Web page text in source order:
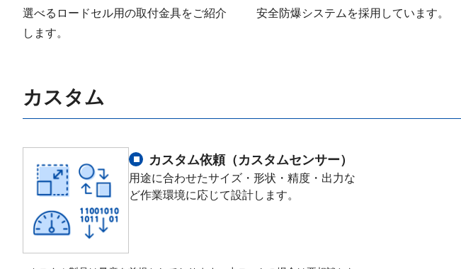
選べるロードセル用の取付金具をご紹介
します。
安全防爆システムを採用しています。
カスタム
カスタム依頼（カスタムセンサー）
用途に合わせたサイズ・形状・精度・出力な
ど作業環境に応じて設計します。